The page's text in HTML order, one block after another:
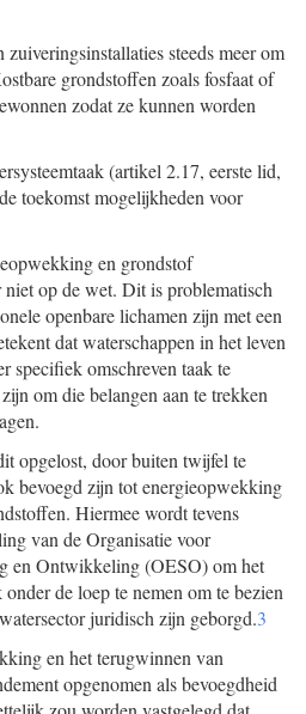
steeds meer om
grondstoffen zoals fosfaat of
zodat ze kunnen worden
(artikel 2.17, eerste lid,
toekomst mogelijkheden voor
en grondstof
op de wet. Dit is problematisch
openbare lichamen zijn met een
dat waterschappen in het leven
specifiek omschreven taak te
om die belangen aan te trekken
opgelost, door buiten twijfel te
bevoegd zijn tot energieopwekking
Hiermee wordt tevens
van de Organisatie voor
en Ontwikkeling (OESO) om het
de loep te nemen om te bezien
juridisch zijn geborgd.3
en het terugwinnen van
opgenomen als bevoegdheid